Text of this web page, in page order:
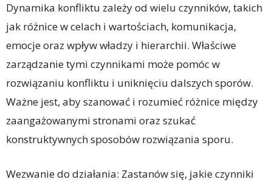
Dynamika konfliktu zależy od wielu czynników, takich
jak różnice w celach i wartościach, komunikacja,
emocje oraz wpływ władzy i hierarchii. Właściwe
zarządzanie tymi czynnikami może pomóc w
rozwiązaniu konfliktu i uniknięciu dalszych sporów.
Ważne jest, aby szanować i rozumieć różnice między
zaangażowanymi stronami oraz szukać
konstruktywnych sposobów rozwiązania sporu.
Wezwanie do działania: Zastanów się, jakie czynniki